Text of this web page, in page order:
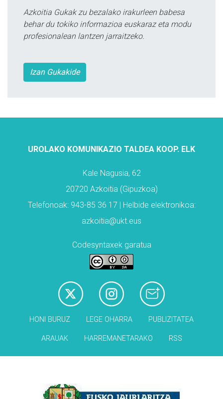
Azkoitia Gukak zu bezalako irakurleen babesa
behar du tokiko informazioa euskaraz eta modu
profesionalean lantzen jarraitzeko.
Izan Gukakide
UROLAKO KOMUNIKAZIO TALDEA KOOP. ELK
Kale Nagusia, 62
20720 Azkoitia (Gipuzkoa)
Telefonoak: 943-85 36 17 | Helbide elektronikoa:
azkoitia@ukt.eus
Codesyntaxek garatua
HONI BURUZ LEGE OHARRA PUBLIZITATEA
ARAUAK HARREMANETARAKO RSS